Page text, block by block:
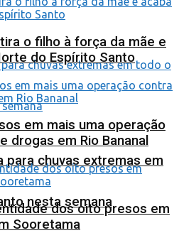
para chuvas extremas em
nesta semana
o filho à força da mãe e
do Espírito Santo
em mais uma operação
drogas em Rio Bananal
dos oito presos em
Sooretama